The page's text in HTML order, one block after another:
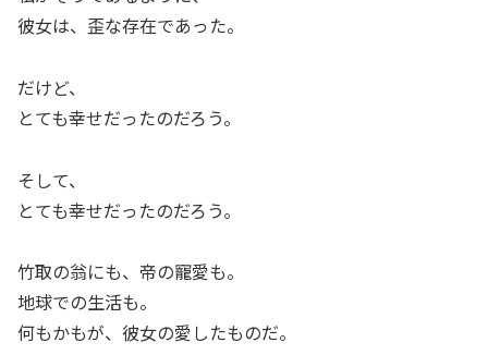
彼女は、歪な存在であった。
だけど、
とても幸せだったのだろう。
そして、
とても幸せだったのだろう。
竹取の翁にも、帝の寵愛も。
地球での生活も。
何もかもが、彼女の愛したものだ。